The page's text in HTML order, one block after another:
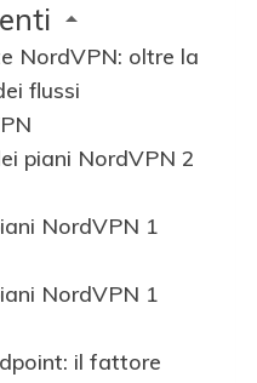
NordVPN: oltre la
flussi
piani NordVPN 2
NordVPN 1
NordVPN 1
il fattore